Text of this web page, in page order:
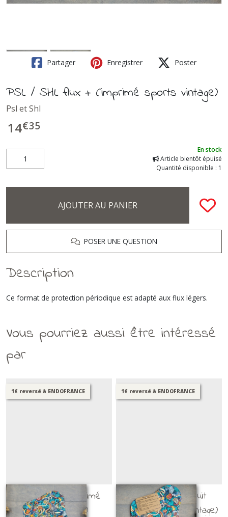
Partager Enregistrer Poster
PSL / SHL flux + (imprimé sports vintage)
Psl et Shl
14€35
En stock
Article bientôt épuisé
Quantité disponible : 1
AJOUTER AU PANIER
POSER UNE QUESTION
Description
Ce format de protection périodique est adapté aux flux légers.
Vous pourriez aussi être intéressé
par
1€ reversé à ENDOFRANCE
SHL flux ++ (imprimé
sports vintage)
1€ reversé à ENDOFRANCE
SHL flux +++ / nuit
(imprimé sports vintage)